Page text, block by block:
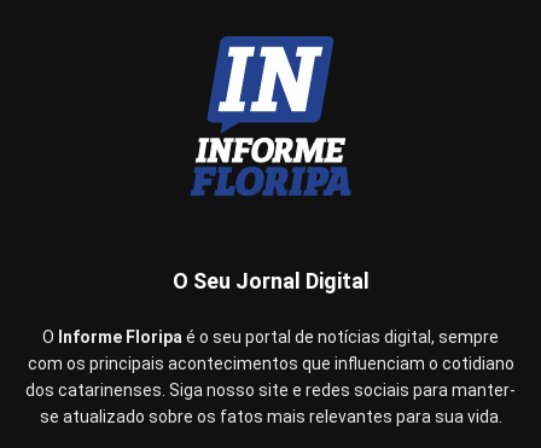
O Seu Jornal Digital
O Informe Floripaé o seu portal de notícias digital, sempre
com os principais acontecimentos que influenciam o cotidiano
dos catarinenses. Siga nosso site e redes sociais para manter-
se atualizado sobre os fatos mais relevantes para sua vida.